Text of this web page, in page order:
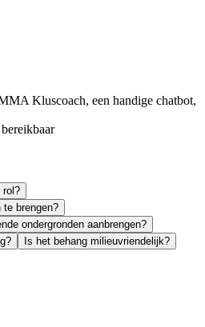
Kluscoach, een handige chatbot,
rol?
te brengen?
ondergronden aanbrengen?
Is het behang milieuvriendelijk?